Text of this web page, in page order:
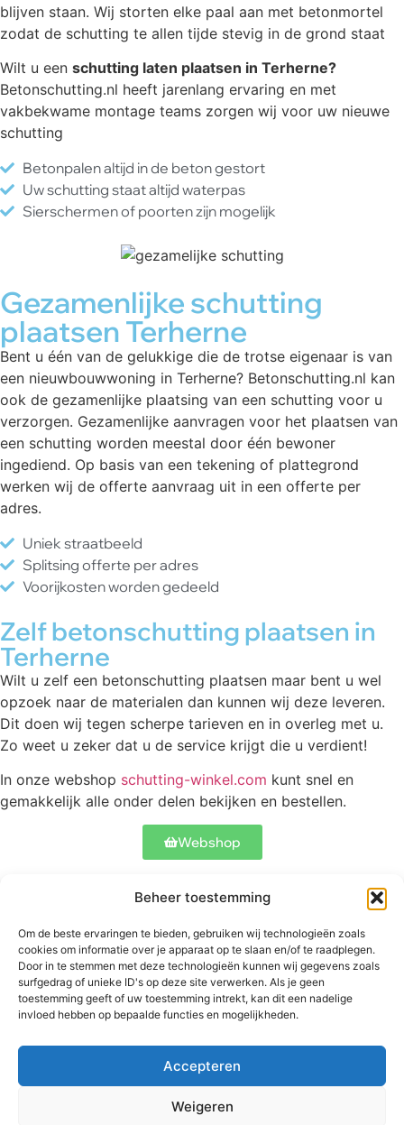
Beheer toestemming
Om de beste ervaringen te bieden, gebruiken wij technologieën zoals
cookies om informatie over je apparaat op te slaan en/of te raadplegen.
Door in te stemmen met deze technologieën kunnen wij gegevens zoals
surfgedrag of unieke ID's op deze site verwerken. Als je geen
toestemming geeft of uw toestemming intrekt, kan dit een nadelige
invloed hebben op bepaalde functies en mogelijkheden.
Accepteren
Weigeren
blijven staan. Wij storten elke paal aan met betonmortel
zodat de schutting te allen tijde stevig in de grond staat
Wilt u een schutting laten plaatsen in Terherne?
Betonschutting.nl heeft jarenlang ervaring en met
vakbekwame montage teams zorgen wij voor uw nieuwe
schutting
Betonpalen altijd in de beton gestort
Uw schutting staat altijd waterpas
Sierschermen of poorten zijn mogelijk
Gezamenlijke schutting
plaatsen Terherne
Bent u één van de gelukkige die de trotse eigenaar is van
een nieuwbouwwoning in Terherne? Betonschutting.nl kan
ook de gezamenlijke plaatsing van een schutting voor u
verzorgen. Gezamenlijke aanvragen voor het plaatsen van
een schutting worden meestal door één bewoner
ingediend. Op basis van een tekening of plattegrond
werken wij de offerte aanvraag uit in een offerte per
adres.
Uniek straatbeeld
Splitsing offerte per adres
Voorijkosten worden gedeeld
Zelf betonschutting plaatsen in
Terherne
Wilt u zelf een betonschutting plaatsen maar bent u wel
opzoek naar de materialen dan kunnen wij deze leveren.
Dit doen wij tegen scherpe tarieven en in overleg met u.
Zo weet u zeker dat u de service krijgt die u verdient!
In onze webshop schutting-winkel.com kunt snel en
gemakkelijk alle onder delen bekijken en bestellen.
Webshop
Abtstraat 17
5504 CH
Veldhoven
+31 06
53827900
Betonschutting
Standaard
schutting
Luxe schutting
Hekwerken
schuttingen
Veelgestelde
vragen
Bekijk ons werk